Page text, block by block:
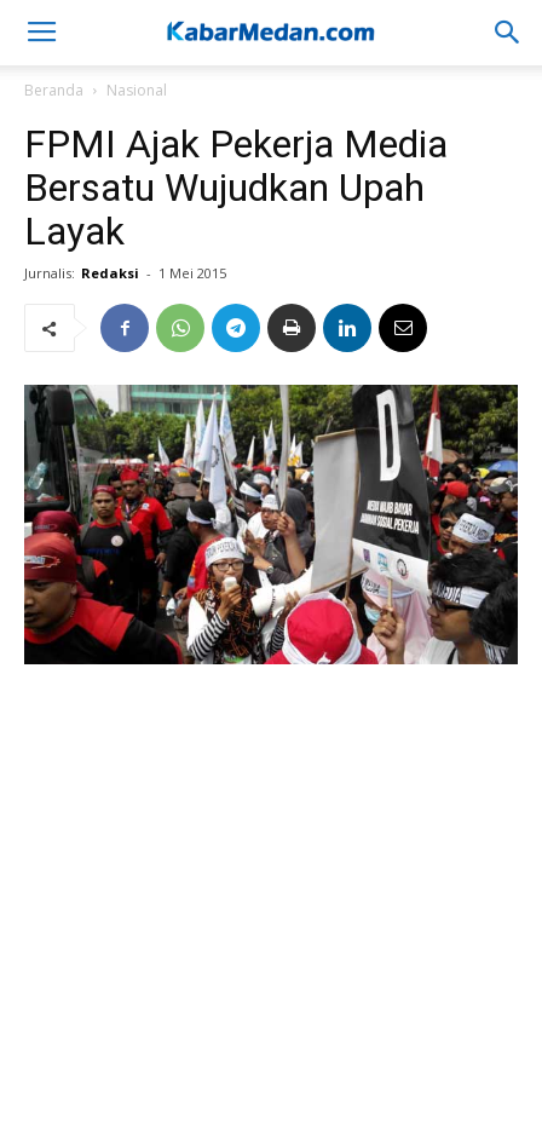
Beranda Nasional
FPMI Ajak Pekerja Media
Bersatu Wujudkan Upah
Layak
Jurnalis: Redaksi - 1 Mei 2015